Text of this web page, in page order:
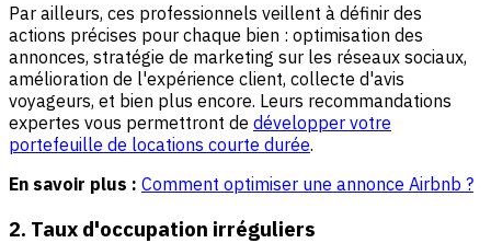
Par ailleurs, ces professionnels veillent à définir des
actions précises pour chaque bien : optimisation des
annonces, stratégie de marketing sur les réseaux sociaux,
amélioration de l'expérience client, collecte d'avis
voyageurs, et bien plus encore. Leurs recommandations
expertes vous permettront de développer votre
portefeuille de locations courte durée.
En savoir plus : Comment optimiser une annonce Airbnb ?
2. Taux d'occupation irréguliers